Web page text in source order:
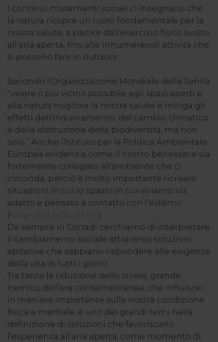
I continui mutamenti sociali ci insegnano che
la natura ricopre un ruolo fondamentale per la
nostra salute, a partire dall’esercizio fisico svolto
all’aria aperta, fino alle innumerevoli attività che
si possono fare in outdoor.
Secondo l'Organizzazione Mondiale della Sanità
“vivere il più vicino possibile agli spazi aperti e
alla natura migliora la nostra salute e mitiga gli
effetti dell’inquinamento, del cambio climatico
e della distruzione della biodiversità, ma non
solo.” Anche l’Istituto per la Politica Ambientale
Europea evidenzia come il nostro benessere sia
fortemente collegato all’ambiente che ci
circonda; perciò è molto importante ricreare
situazioni in cui lo spazio in cui viviamo sia
adatto e pensato a contatto con l’esterno.
( https://bit.ly/3soAkRP )
Da sempre in Corradi cerchiamo di interpretare
il cambiamento sociale attraverso soluzioni
abitative che sappiano rispondere alle esigenze
della vita di tutti i giorni.
Tra tante la riduzione dello stress, grande
nemico dell’era contemporanea, che influisce
in maniera importante sulla nostra condizione
fisica e mentale, è uno dei grandi temi nella
definizione di soluzioni che favoriscano
l’esperienza all’aria aperta, come momento di